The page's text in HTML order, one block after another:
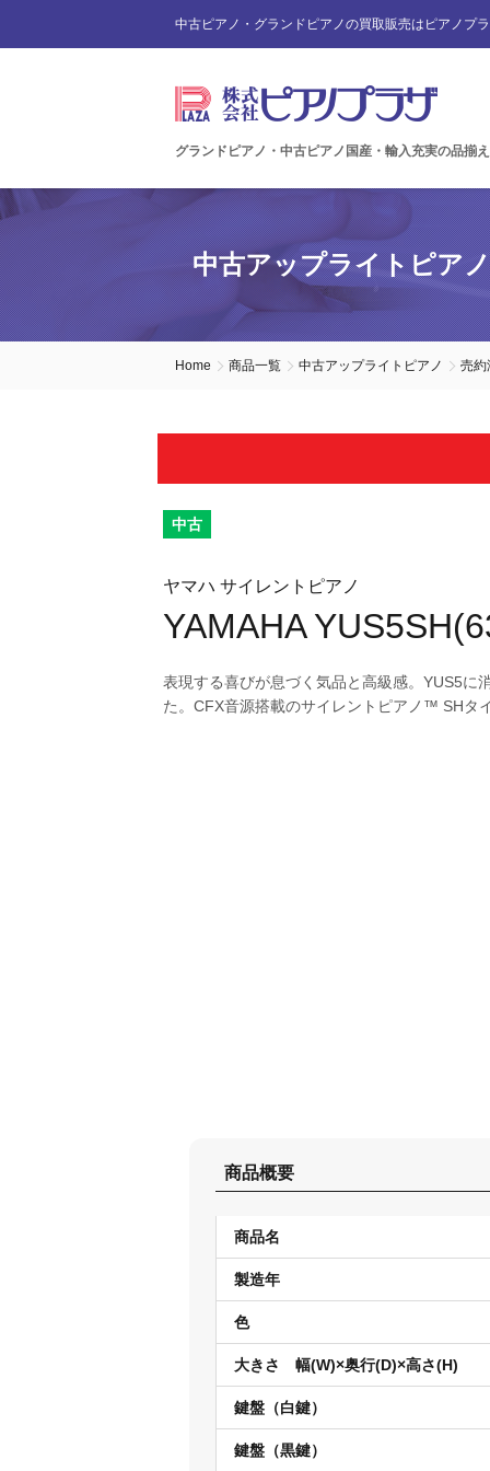
中古ピアノ・グランドピアノの買取販売はピアノプ
グランドピアノ・中古ピアノ国産・輸入充実の品揃
中古アップライトピアノ
Home 商品一覧 中古アップライトピアノ 売約
中古
ヤマハ サイレントピアノ
YAMAHA
表現する喜びが息づく気品と高級感。YUS5に
た。CFX音源搭載のサイレントピアノ™ SHタ
商品概要
商品名
製造年
色
大きさ 幅(W)×奥行(D)×高さ(H)
鍵盤（白鍵）
鍵盤（黒鍵）